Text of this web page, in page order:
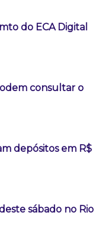
do ECA Digital
consultar o
depósitos em R$
sábado no Rio